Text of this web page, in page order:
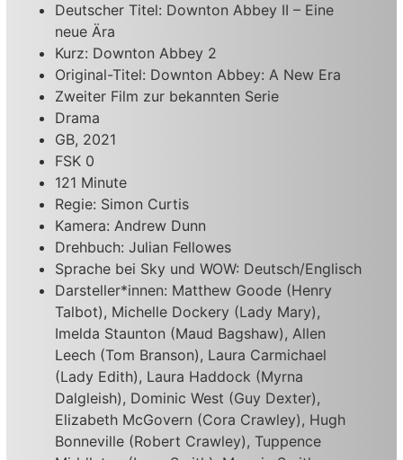
Deutscher Titel: Downton Abbey II – Eine
neue Ära
Kurz: Downton Abbey 2
Original-Titel: Downton Abbey: A New Era
Zweiter Film zur bekannten Serie
Drama
GB, 2021
FSK 0
121 Minute
Regie: Simon Curtis
Kamera: Andrew Dunn
Drehbuch: Julian Fellowes
Sprache bei Sky und WOW: Deutsch/Englisch
Darsteller*innen: Matthew Goode (Henry
Talbot), Michelle Dockery (Lady Mary),
Imelda Staunton (Maud Bagshaw), Allen
Leech (Tom Branson), Laura Carmichael
(Lady Edith), Laura Haddock (Myrna
Dalgleish), Dominic West (Guy Dexter),
Elizabeth McGovern (Cora Crawley), Hugh
Bonneville (Robert Crawley), Tuppence